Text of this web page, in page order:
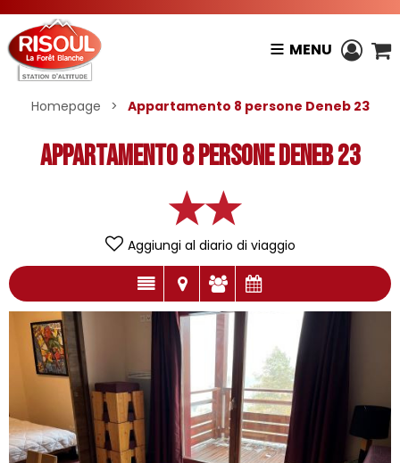
MENU
Homepage > Appartamento 8 persone Deneb 23
Appartamento 8 persone Deneb 23
Aggiungi al diario di viaggio